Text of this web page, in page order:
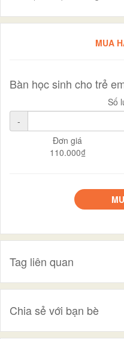
MUA
Bàn học sinh cho trẻ
Số
-
Đơn giá
110.000₫
Tag liên quan
Chia sẻ với bạn bè